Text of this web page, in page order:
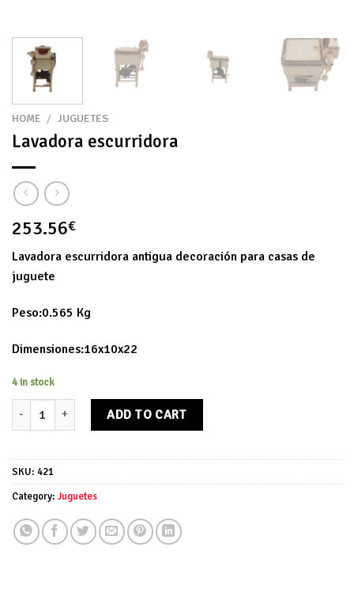
HOME / JUGUETES
Lavadora escurridora
253.56€
Lavadora escurridora antigua decoración para casas de
juguete
Peso:0.565 Kg
Dimensiones:16x10x22
4 in stock
Lavadora escurridora quantity
ADD TO CART
SKU: 421
Category: Juguetes